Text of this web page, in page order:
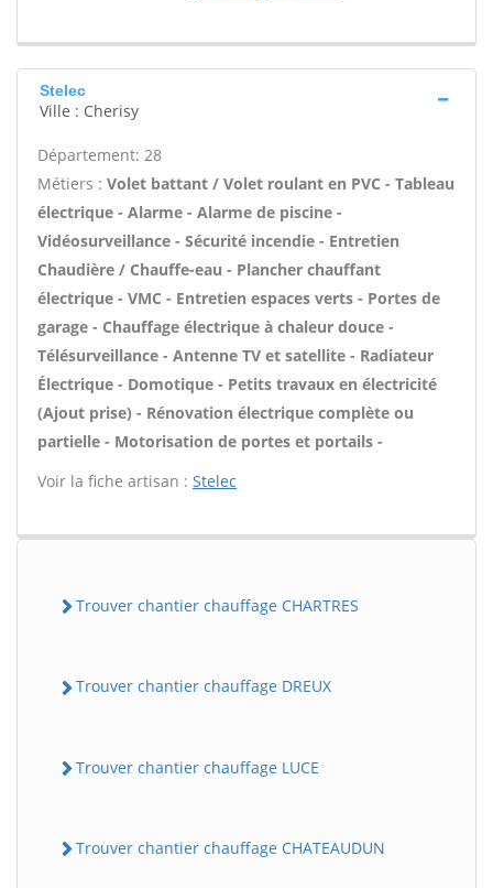
Stelec
Ville : Cherisy
Département: 28
Métiers : Volet battant / Volet roulant en PVC - Tableau
électrique - Alarme - Alarme de piscine -
Vidéosurveillance - Sécurité incendie - Entretien
Chaudière / Chauffe-eau - Plancher chauffant
électrique - VMC - Entretien espaces verts - Portes de
garage - Chauffage électrique à chaleur douce -
Télésurveillance - Antenne TV et satellite - Radiateur
Électrique - Domotique - Petits travaux en électricité
(Ajout prise) - Rénovation électrique complète ou
partielle - Motorisation de portes et portails -
Voir la fiche artisan : Stelec
Trouver chantier chauffage CHARTRES
Trouver chantier chauffage DREUX
Trouver chantier chauffage LUCE
Trouver chantier chauffage CHATEAUDUN